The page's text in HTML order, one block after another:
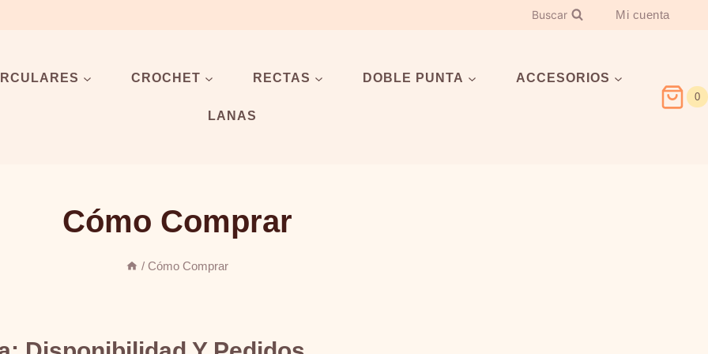
Buscar Mi cuenta
CROCHET RECTAS DOBLE PUNTA ACCESORIOS
LANAS
0
Cómo Comprar
/ Cómo Comprar